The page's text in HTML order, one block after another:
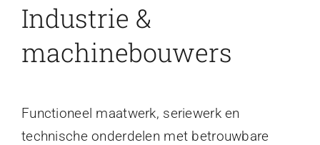
Industrie &
machinebouwers
Functioneel maatwerk, seriewerk en
technische onderdelen met betrouwbare